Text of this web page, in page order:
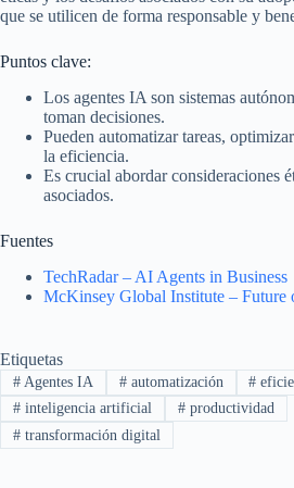
que se utilicen de forma responsable y
Puntos clave:
Los agentes IA son sistemas
toman decisiones.
Pueden automatizar tareas,
la eficiencia.
Es crucial abordar consideraciones
asociados.
Fuentes
TechRadar – AI Agents in Business
McKinsey Global Institute – Future
Etiquetas
#Agentes IA #automatización #
#inteligencia artificial #productividad
#transformación digital